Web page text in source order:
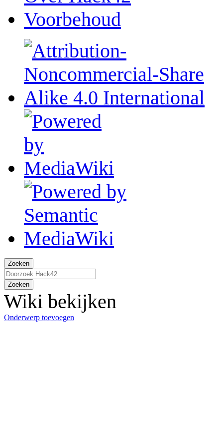
Voorbehoud
Zoeken
Zoeken
Wiki bekijken
Onderwerp toevoegen